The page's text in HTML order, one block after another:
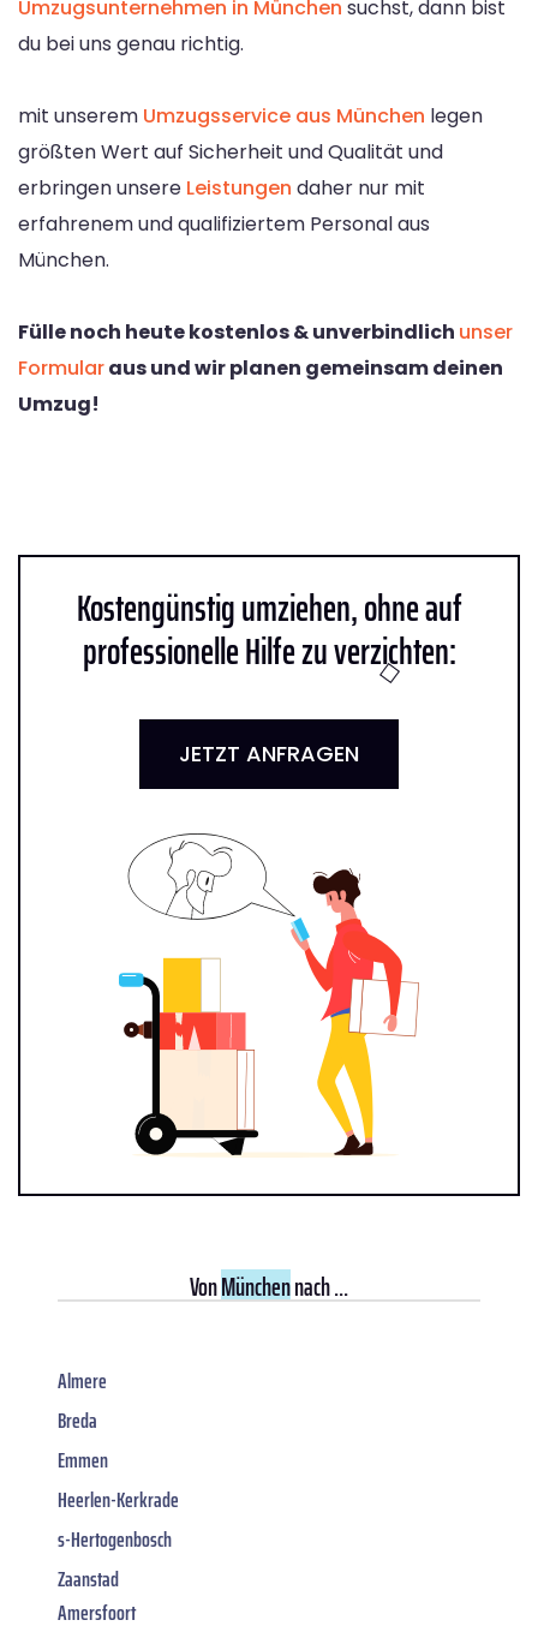
Umzugsunternehmen in München suchst, dann bist
du bei uns genau richtig.
mit unserem Umzugsservice aus München legen
größten Wert auf Sicherheit und Qualität und
erbringen unsere Leistungen daher nur mit
erfahrenem und qualifiziertem Personal aus
München.
Fülle noch heute kostenlos & unverbindlich unser
Formularaus und wir planen gemeinsam deinen
Umzug!
Kostengünstig umziehen, ohne auf
professionelle Hilfe zu verzichten:
JETZT ANFRAGEN
VonMünchennach ...
Almere
Breda
Emmen
Heerlen-Kerkrade
s-Hertogenbosch
Zaanstad
Amersfoort